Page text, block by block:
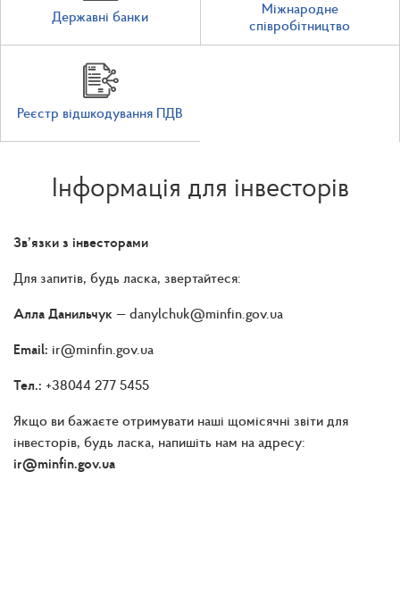
Державні банки
Міжнародне
співробітництво
Реєстр відшкодування ПДВ
Інформація для інвесторів
Зв’язки з інвесторами
Для запитів, будь ласка, звертайтеся:
Алла Данильчук — danylchuk@minfin.gov.ua
Email: ir@minfin.gov.ua
Тел.: +38044 277 5455
Якщо ви бажаєте отримувати наші щомісячні звіти для
інвесторів, будь ласка, напишіть нам на адресу:
ir@minfin.gov.ua